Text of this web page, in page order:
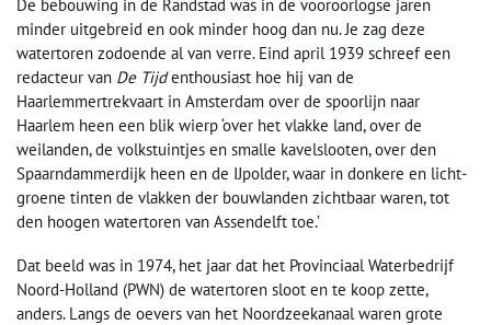
De bebouwing in de Randstad was in de vooroorlogse jaren
minder uitgebreid en ook minder hoog dan nu. Je zag deze
watertoren zodoende al van verre. Eind april 1939 schreef een
redacteur van De Tijdenthousiast hoe hij van de
Haarlemmertrekvaart in Amsterdam over de spoorlijn naar
Haarlem heen een blik wierp ‘over het vlakke land, over de
weilanden, de volkstuintjes en smalle kavelslooten, over den
Spaarndammerdijk heen en de IJpolder, waar in donkere en licht-
groene tinten de vlakken der bouwlanden zichtbaar waren, tot
den hoogen watertoren van Assendelft toe.’
Dat beeld was in 1974, het jaar dat het Provinciaal Waterbedrijf
Noord-Holland (PWN) de watertoren sloot en te koop zette,
anders. Langs de oevers van het Noordzeekanaal waren grote